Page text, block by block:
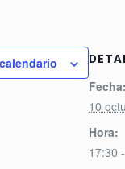
Fecha:
10
Hora:
17:30